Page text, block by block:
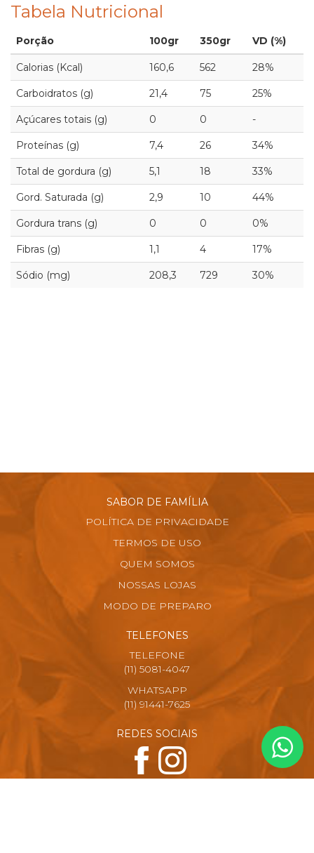
Tabela Nutricional
Porção 100gr 350gr VD (%)
Calorias (Kcal) 160,6 562 28%
Carboidratos (g) 21,4 75 25%
Açúcares totais (g) 0 0 -
Proteínas (g) 7,4 26 34%
Total de gordura (g) 5,1 18 33%
Gord. Saturada (g) 2,9 10 44%
Gordura trans (g) 0 0 0%
Fibras (g) 1,1 4 17%
Sódio (mg) 208,3 729 30%
SABOR DE FAMÍLIA
POLÍTICA DE PRIVACIDADE
TERMOS DE USO
QUEM SOMOS
NOSSAS LOJAS
MODO DE PREPARO
TELEFONES
TELEFONE
(11) 5081-4047
WHATSAPP
(11) 91441-7625
REDES SOCIAIS